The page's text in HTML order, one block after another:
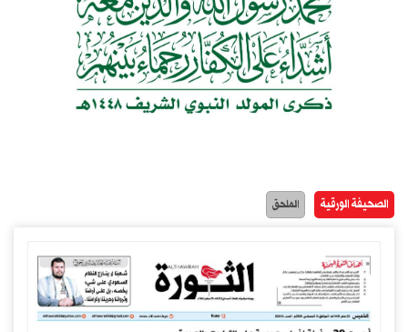
الصحيفة الورقية الملحق